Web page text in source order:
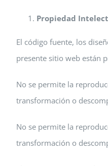
Propiedad
El código fuente, los
presente sitio web están
No se permite la
transformación o
No se permite la
transformación o